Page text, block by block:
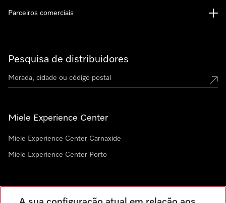
Pesquisa de distribuidores
Miele Experience Center
Miele Experience Center Carnaxide
Miele Experience Center Porto
Parceiros comerciais